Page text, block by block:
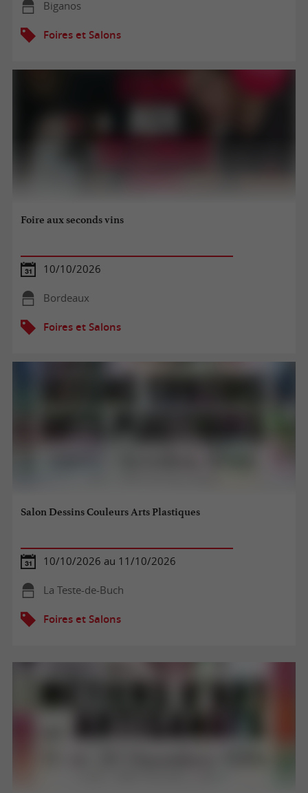
Biganos
Foires et Salons
Foire aux seconds vins
10/10/2026
Bordeaux
Foires et Salons
Salon Dessins Couleurs Arts Plastiques
10/10/2026 au 11/10/2026
La Teste-de-Buch
Foires et Salons